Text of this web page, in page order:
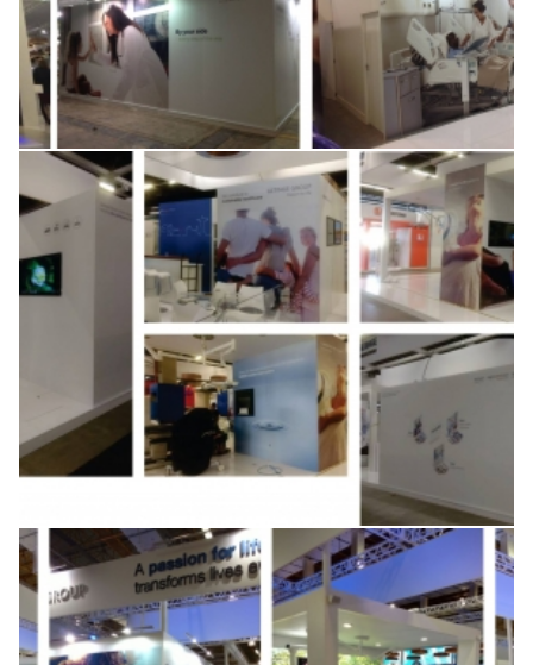
Stand Maquet Getinge Group na
SAHE 2017
Stand Maquet Getinge Group na
feira Hospitalar 2016